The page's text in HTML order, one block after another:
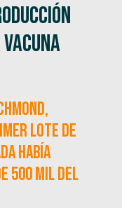
lote de
había
500 mil del